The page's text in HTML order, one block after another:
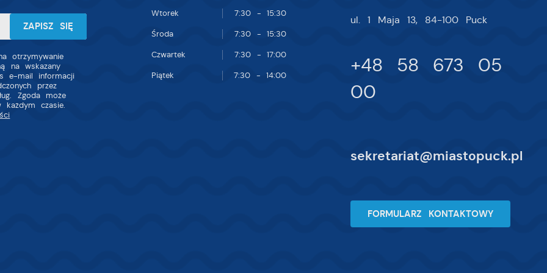
otrzymywanie
na wskazany
e-mail informacji
przez
Zgoda może
czasie.
Wtorek 7:30 - 15:30
Środa 7:30 - 15:30
Czwartek 7:30 - 17:00
Piątek 7:30 - 14:00
ul. 1 Maja 13, 84-100 Puck
+48 58 673 05
00
sekretariat@miastopuck.pl
FORMULARZ KONTAKTOWY
nasze treści w postaci wiadomości, ofert, komunikatów
społecznościowych.